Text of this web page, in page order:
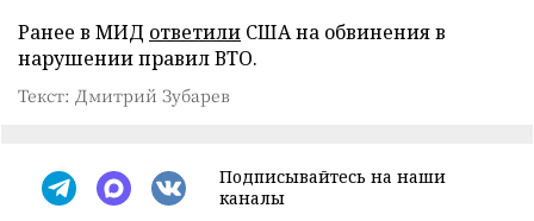
Ранее в МИД ответили США на обвинения в
нарушении правил ВТО.
Текст: Дмитрий Зубарев
Подписывайтесь на наши
каналы